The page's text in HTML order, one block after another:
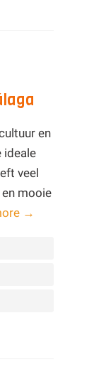
en
ideale
veel
mooie
→